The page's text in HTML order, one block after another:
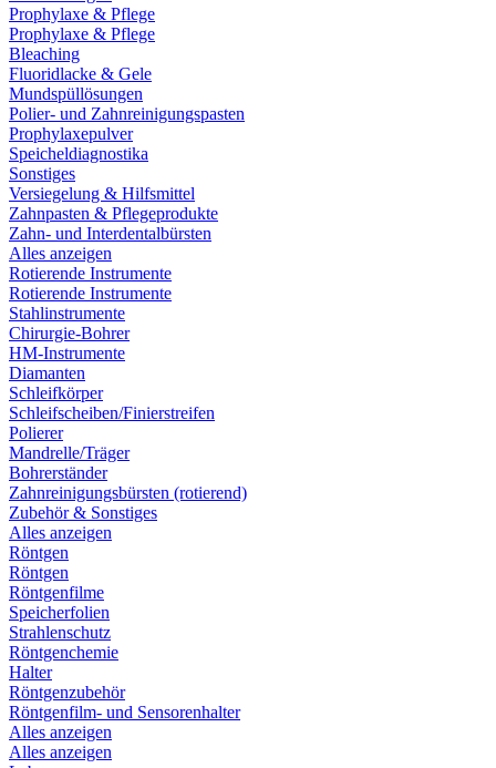
Prophylaxe & Pflege
Prophylaxe & Pflege
Bleaching
Fluoridlacke & Gele
Mundspüllösungen
Polier- und Zahnreinigungspasten
Prophylaxepulver
Speicheldiagnostika
Sonstiges
Versiegelung & Hilfsmittel
Zahnpasten & Pflegeprodukte
Zahn- und Interdentalbürsten
Alles anzeigen
Rotierende Instrumente
Rotierende Instrumente
Stahlinstrumente
Chirurgie-Bohrer
HM-Instrumente
Diamanten
Schleifkörper
Schleifscheiben/Finierstreifen
Polierer
Mandrelle/Träger
Bohrerständer
Zahnreinigungsbürsten (rotierend)
Zubehör & Sonstiges
Alles anzeigen
Röntgen
Röntgen
Röntgenfilme
Speicherfolien
Strahlenschutz
Röntgenchemie
Halter
Röntgenzubehör
Röntgenfilm- und Sensorenhalter
Alles anzeigen
Alles anzeigen